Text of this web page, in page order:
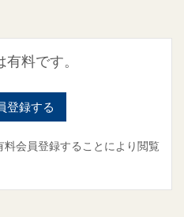
料です。
登録する
会員登録することにより閲覧